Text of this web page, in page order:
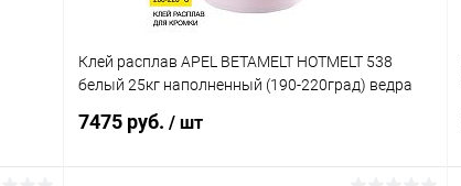
Клей расплав APEL BETAMELT HOTMELT 538
белый 25кг наполненный (190-220град) ведра
7475 руб. / шт